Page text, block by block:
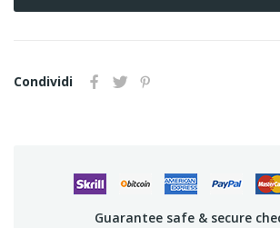
Condividi
Guarantee safe & secure